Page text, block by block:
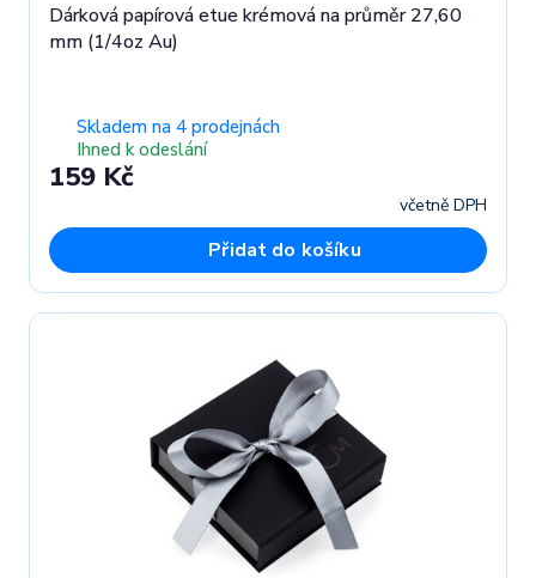
Dárková papírová etue krémová na průměr 27,60
mm (1/4oz Au)
Skladem na 4 prodejnách
Ihned k odeslání
159 Kč
včetně DPH
Přidat do košíku